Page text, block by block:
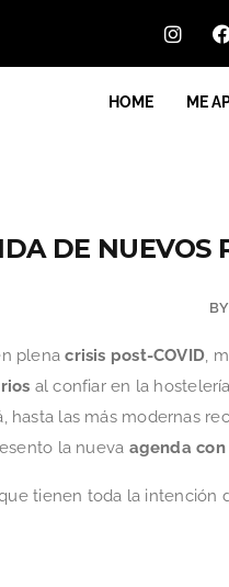
HOME ME
DE NUEVOS
BY
plenacrisis post-COVID,
al confiar en la
hasta las más modernas
la nueva agenda con
tienen toda la intención